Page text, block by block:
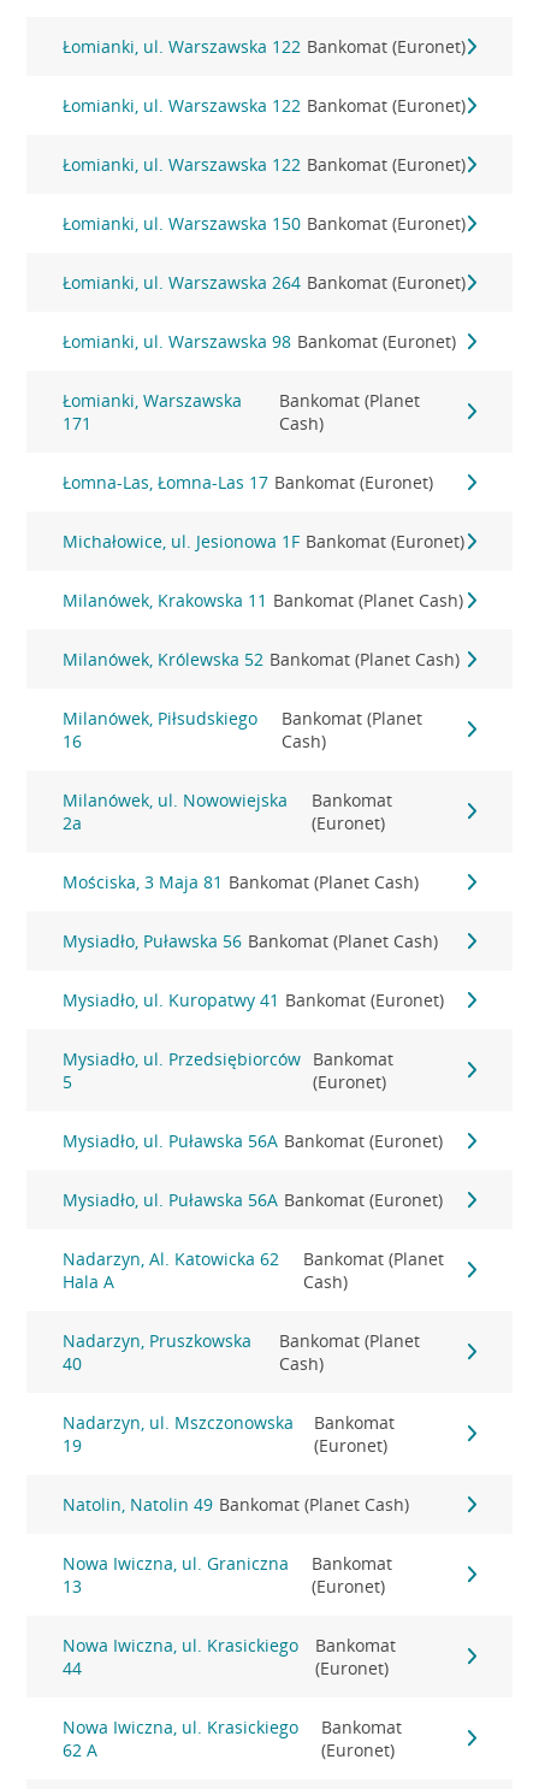
Łomianki, ul. Warszawska 122 Bankomat (Euronet)
Łomianki, ul. Warszawska 122 Bankomat (Euronet)
Łomianki, ul. Warszawska 122 Bankomat (Euronet)
Łomianki, ul. Warszawska 150 Bankomat (Euronet)
Łomianki, ul. Warszawska 264 Bankomat (Euronet)
Łomianki, ul. Warszawska 98 Bankomat (Euronet)
Łomianki, Warszawska
171
Bankomat (Planet
Cash)
Łomna-Las, Łomna-Las 17 Bankomat (Euronet)
Michałowice, ul. Jesionowa 1F Bankomat (Euronet)
Milanówek, Krakowska 11 Bankomat (Planet Cash)
Milanówek, Królewska 52 Bankomat (Planet Cash)
Milanówek, Piłsudskiego
16
Bankomat (Planet
Cash)
Milanówek, ul. Nowowiejska
2a
Bankomat
(Euronet)
Mościska, 3 Maja 81 Bankomat (Planet Cash)
Mysiadło, Puławska 56 Bankomat (Planet Cash)
Mysiadło, ul. Kuropatwy 41 Bankomat (Euronet)
Mysiadło, ul. Przedsiębiorców
5
Bankomat
(Euronet)
Mysiadło, ul. Puławska 56A Bankomat (Euronet)
Mysiadło, ul. Puławska 56A Bankomat (Euronet)
Nadarzyn, Al. Katowicka 62
Hala A
Bankomat (Planet
Cash)
Nadarzyn, Pruszkowska
40
Bankomat (Planet
Cash)
Nadarzyn, ul. Mszczonowska
19
Bankomat
(Euronet)
Natolin, Natolin 49 Bankomat (Planet Cash)
Nowa Iwiczna, ul. Graniczna
13
Bankomat
(Euronet)
Nowa Iwiczna, ul. Krasickiego
44
Bankomat
(Euronet)
Nowa Iwiczna, ul. Krasickiego
62 A
Bankomat
(Euronet)